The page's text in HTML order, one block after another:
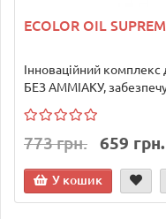
ECOLOR OIL
Інноваційний
БЕЗ АММІАКУ,
773 грн. 659 грн.
У кошик